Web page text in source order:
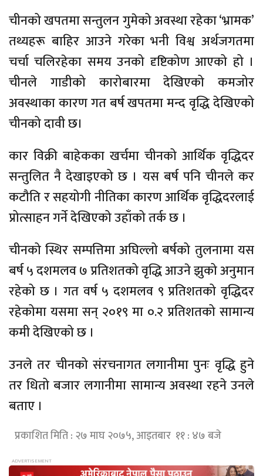
चीनको खपतमा सन्तुलन गुमेको अवस्था रहेका ‘भ्रामक’
तथ्यहरू बाहिर आउने गरेका भनी विश्व अर्थजगतमा
चर्चा चलिरहेका समय उनको दृष्टिकोण आएको हो ।
चीनले गाडीको कारोबारमा देखिएको कमजोर
अवस्थाका कारण गत बर्ष खपतमा मन्द वृद्धि देखिएको
चीनको दावी छ।
कार विक्री बाहेकका खर्चमा चीनको आर्थिक वृद्धिदर
सन्तुलित नै देखाइएको छ । यस बर्ष पनि चीनले कर
कटौति र सहयोगी नीतिका कारण आर्थिक वृद्धिदरलाई
प्रोत्साहन गर्ने देखिएको उहाँको तर्क छ ।
चीनको स्थिर सम्पत्तिमा अघिल्लो बर्षको तुलनामा यस
बर्ष ५ दशमलव ७ प्रतिशतको वृद्धि आउने झुको अनुमान
रहेको छ । गत वर्ष ५ दशमलव ९ प्रतिशतको वृद्धिदर
रहेकोमा यसमा सन् २०१९ मा ०.२ प्रतिशतको सामान्य
कमी देखिएको छ ।
उनले तर चीनको संरचनागत लगानीमा पुनः वृद्धि हुने
तर धितो बजार लगानीमा सामान्य अवस्था रहने उनले
बताए ।
प्रकाशित मिति : २७ माघ २०७५, आइतबार ११ : ४७ बजे